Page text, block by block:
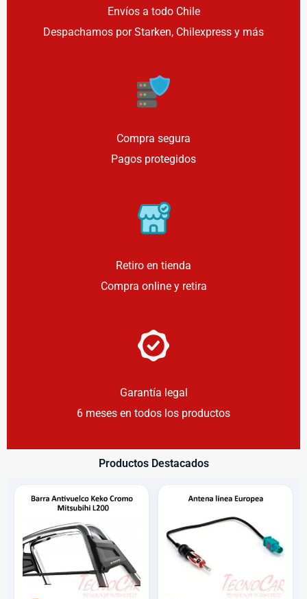
Envíos a todo Chile
Despachamos por Starken, Chilexpress y más
Compra segura
Pagos protegidos
Retiro en tienda
Compra online y retira
Garantía legal
6 meses en todos los productos
Productos Destacados